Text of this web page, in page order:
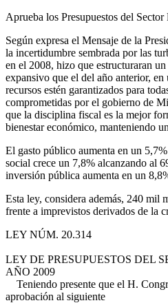
Aprueba los Presupuestos del
Según expresa el Mensaje de la
la incertidumbre sembrada por las
en el 2008, hizo que estructuraran
expansivo que el del año anterior,
recursos estén garantizados para
comprometidas por el gobierno de
que la disciplina fiscal es la mejor
bienestar económico, manteniendo
El gasto público aumenta en un
social crece un 7,8% alcanzando al
inversión pública aumenta en un
Esta ley, considera además, 240 mil
frente a imprevistos derivados de la
LEY NÚM. 20.314
LEY DE PRESUPUESTOS DEL
AÑO 2009
Teniendo presente que el H.
aprobación al siguiente